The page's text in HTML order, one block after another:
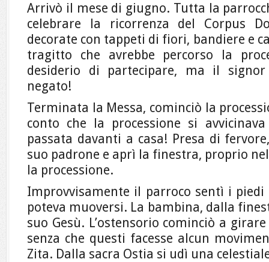
Arrivò il mese di giugno. Tutta la
celebrare la ricorrenza del Corpus
decorate con tappeti di fiori, bandiere e
tragitto che avrebbe percorso la
desiderio di partecipare, ma il signor
negato!
Terminata la Messa, cominciò la
conto che la processione si
passata davanti a casa! Presa di
suo padrone e aprì la finestra, proprio
la processione.
Improvvisamente il parroco sentì i
poteva muoversi. La bambina, dalla
suo Gesù. L’ostensorio cominciò a
senza che questi facesse alcun
Zita. Dalla sacra Ostia si udì una